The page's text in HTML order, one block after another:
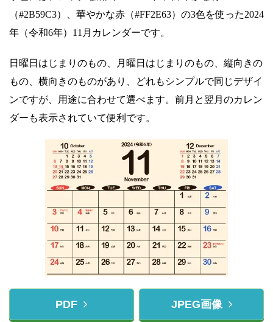
（#2B59C3）、華やかな赤（#FF2E63）の3色を使った2024
年（令和6年）11月カレンダーです。
日曜日はじまりのもの、月曜日はじまりのもの、縦向きの
もの、横向きのものがあり、どれもシンプルで同じデザイ
ンですが、用途に合わせて選べます。前月と翌月のカレン
ダーも表示されていて便利です。
PDF JPEG画像